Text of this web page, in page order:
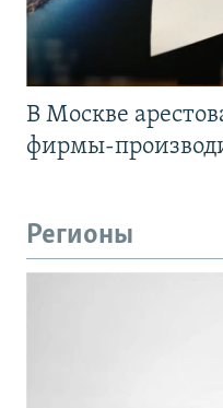
В Москве
фирмы-
Регионы